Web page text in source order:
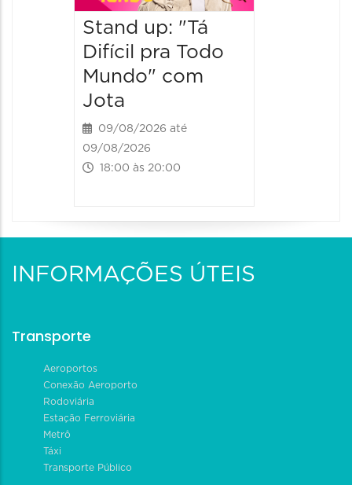
Stand up: "Tá
Difícil pra Todo
Mundo" com
Jota
09/08/2026 até
09/08/2026
18:00 às 20:00
INFORMAÇÕES ÚTEIS
Transporte
Aeroportos
Conexão Aeroporto
Rodoviária
Estação Ferroviária
Metrô
Táxi
Transporte Público